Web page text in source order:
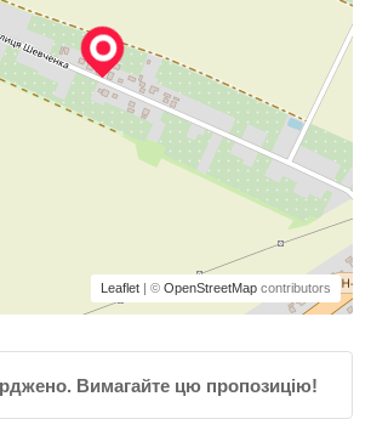
Leaflet | © OpenStreetMap contributors
Вимагайте цю пропозицію!